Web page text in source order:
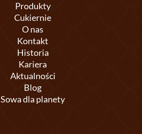
Produkty
Cukiernie
O nas
Kontakt
Historia
Kariera
Aktualności
Blog
Sowa dla planety